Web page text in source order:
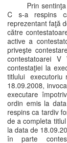
Prin
C s-a respins
reprezentant faţă
către
active a
priveşte
contestatoarei
contestaţiei la
titlului executoriu
18.09.2008,
executare
ordin emis la
respins ca tardiv
de a completa
la data de
în parte